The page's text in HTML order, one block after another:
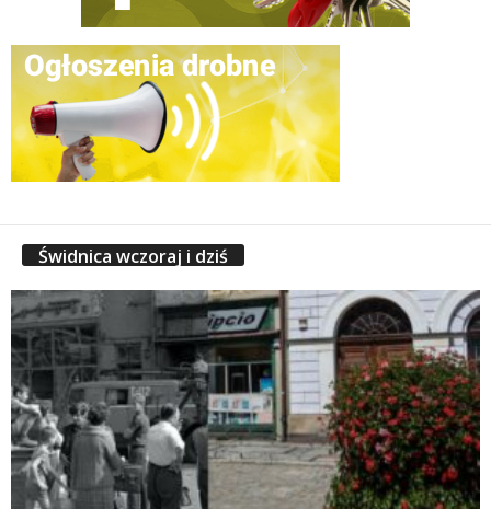
Świdnica wczoraj i dziś